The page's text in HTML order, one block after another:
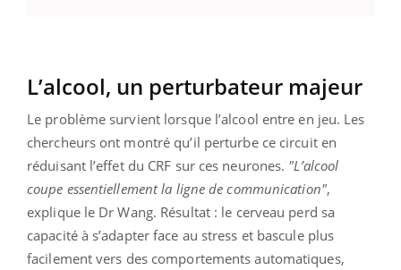
L’alcool, un perturbateur majeur
Le problème survient lorsque l’alcool entre en jeu. Les
chercheurs ont montré qu’il perturbe ce circuit en
réduisant l’effet du CRF sur ces neurones. "L’alcool
coupe essentiellement la ligne de communication",
explique le Dr Wang. Résultat : le cerveau perd sa
capacité à s’adapter face au stress et bascule plus
facilement vers des comportements automatiques,